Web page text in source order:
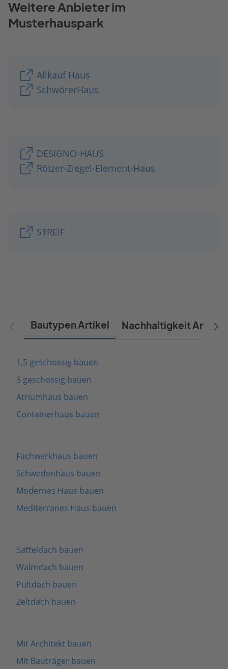
Weitere Anbieter im
Musterhauspark
Allkauf Haus
SchwörerHaus
DESIGNO-HAUS
Rötzer-Ziegel-Element-Haus
STREIF
Bautypen Artikel Nachhaltigkeit Artikel
1,5 geschossig bauen
3 geschossig bauen
Atriumhaus bauen
Containerhaus bauen
Fachwerkhaus bauen
Schwedenhaus bauen
Modernes Haus bauen
Mediterranes Haus bauen
Satteldach bauen
Walmdach bauen
Pultdach bauen
Zeltdach bauen
Mit Architekt bauen
Mit Bauträger bauen